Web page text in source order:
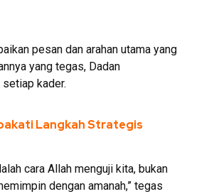
pesan dan arahan utama yang
yang tegas, Dadan
kader.
Langkah Strategis
cara Allah menguji kita, bukan
dengan amanah,” tegas